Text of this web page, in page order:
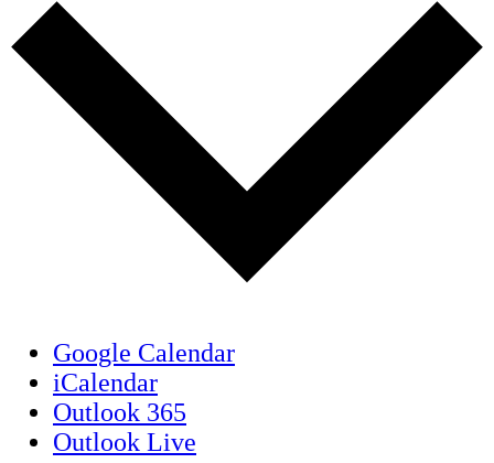
Google Calendar
iCalendar
Outlook 365
Outlook Live